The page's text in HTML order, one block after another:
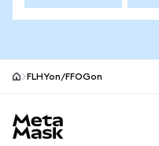
FLHYon/FFOGon